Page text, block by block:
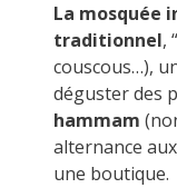
La mosquée
traditionnel,
couscous…),
déguster des
hammam
alternance
une boutique.